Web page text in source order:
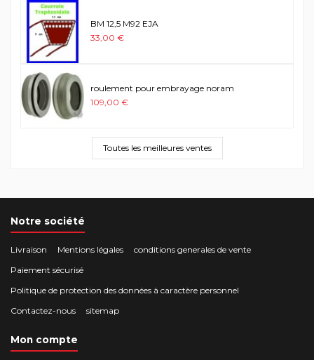
BM 12,5 M92 EJA
33,00 €
roulement pour embrayage noram
109,00 €
Toutes les meilleures ventes
Notre société
Livraison Mentions légales
conditions generales de vente
Paiement sécurisé
Politique de protection des données à caractère personnel
Contactez-nous
sitemap
Mon compte